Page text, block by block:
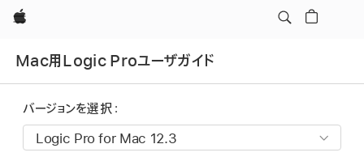
Apple
Mac用Logic Proユーザガイド
バージョンを選択：